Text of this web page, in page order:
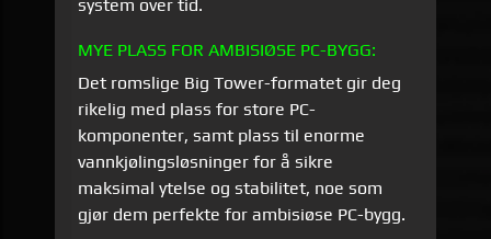
system over tid.
MYE PLASS FOR AMBISIØSE PC-BYGG:
Det romslige Big Tower-formatet gir deg
rikelig med plass for store PC-
komponenter, samt plass til enorme
vannkjølingsløsninger for å sikre
maksimal ytelse og stabilitet, noe som
gjør dem perfekte for ambisiøse PC-bygg.